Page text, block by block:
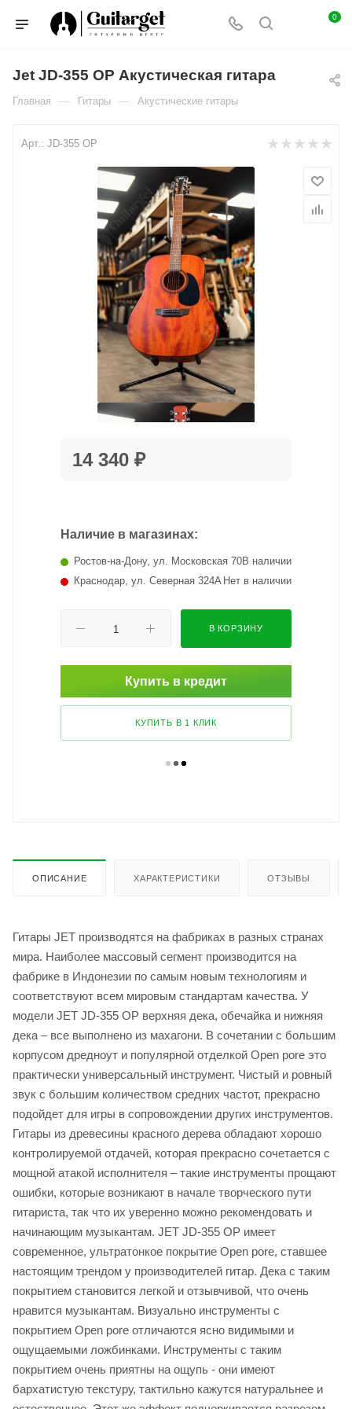
0
Jet JD-355 OP Акустическая гитара
Главная — Гитары — Акустические гитары
Арт.: JD-355 OP
14 340 ₽
Наличие в магазинах:
Краснодар, ул. Северная 324А Нет в наличии
Ростов-на-Дону, ул. Московская 70В наличии
В КОРЗИНУ
Купить в кредит
КУПИТЬ В 1 КЛИК
ОПИСАНИЕ ХАРАКТЕРИСТИКИ ОТЗЫВЫ
Гитары JET производятся на фабриках в разных странах
мира. Наиболее массовый сегмент производится на
фабрике в Индонезии по самым новым технологиям и
соответствуют всем мировым стандартам качества. У
модели JET JD-355 OP верхняя дека, обечайка и нижняя
дека – все выполнено из махагони. В сочетании с большим
корпусом дредноут и популярной отделкой Open pore это
практически универсальный инструмент. Чистый и ровный
звук с большим количеством средних частот, прекрасно
подойдет для игры в сопровождении других инструментов.
Гитары из древесины красного дерева обладают хорошо
контролируемой отдачей, которая прекрасно сочетается с
мощной атакой исполнителя – такие инструменты прощают
ошибки, которые возникают в начале творческого пути
гитариста, так что их уверенно можно рекомендовать и
начинающим музыкантам. JET JD-355 OP имеет
современное, ультратонкое покрытие Open pore, ставшее
настоящим трендом у производителей гитар. Дека с таким
покрытием становится легкой и отзывчивой, что очень
нравится музыкантам. Визуально инструменты с
покрытием Open pore отличаются ясно видимыми и
ощущаемыми ложбинками. Инструменты с таким
покрытием очень приятны на ощупь - они имеют
бархатистую текстуру, тактильно кажутся натуральнее и